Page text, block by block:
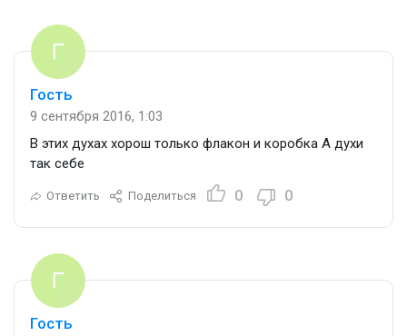
Гость
9 сентября 2016, 1:03
В этих духах хорош только флакон и коробка А духи
так себе
Ответить Поделиться 0 0
Гость